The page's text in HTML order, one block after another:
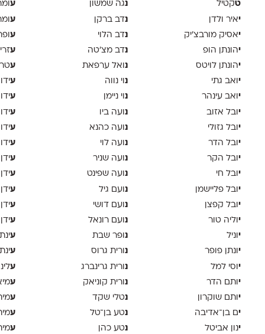
טקטיל
יאיר ולדן
יאסיק מורבצ'יק
יהונתן הופ
יהונתן לויטס
יואב גתי
יואב עינהר
יובל אזוב
יובל גזולי
יובל הדר
יובל הקר
יובל חי
יובל פליישמן
יובל קפצן
יוליה טור
יוניל
יונתן פופר
יוסי למל
יותם הדר
יותם שוקרון
ים בן־אדיבה
ינון אביטל
נגה שמשון
נדב ברקן
נדב הלוי
נדב מצ׳טה
נ ואל ערפאת
נ וי נווה
נ וי ניימן
נ ועה ביו
נ ועה כהנא
נ ועה לוי
נ ועה שניר
נ ועה שפינט
נ ועם גיל
נ ועם דושי
נ ועם רונאל
נ ופר שבת
נ ורית גרוס
נ ורית גרינברג
נ ורית קוניאק
נטלי שקד
נטע בן־טל
נטע כהן
ע
ע
ע
ע
ע
ע
ע
ע
ע
ע
ע
ע
ע
ע
ע
ע
ע
ע
ע
ע
ע
ע